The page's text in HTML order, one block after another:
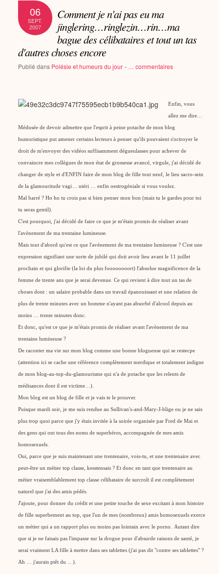
06
SEPT.
2007
Comment je n'ai pas eu ma
jinglering…ringlezin…rin…ma
bague des célibataires et tout un tas
d'autres choses encore
Publié dans Polésie et humeurs du jour - … commentaires
Enfin, vous
allez me dire…
Médusée de devoir admettre que l'esprit à peine potache de mon blog
humoristique put amener certains lecteurs à penser qu'ils pouvaient s'octroyer le
droit de m'envoyer des vidéos suffisamment dégueulasses pour achever de
convaincre mes collègues de mon état de grossesse avancé, virgule, j'ai décidé de
changer de style et d'ENFIN faire de mon blog de fille tout neuf, le lieu sacro-sein
de la glamouritude vagi… utéri … enfin oestrogéniale si vous voulez.
Mal barré ? Ho ho tu crois pas si bien penser mon bon (mais tu le gardes pour toi
tu seras gentil).
C'est pourquoi, j'ai décidé de faire ce que je m'étais promis de réaliser avant
l'avènement de ma trentaine lumineuse.
Mais tout d'abord qu'est ce que l'avènement de ma trentaine lumineuse ? C'est une
expression signifiant une sorte de jubilé qui doit avoir lieu avant le 11 juillet
prochain et qui glorifie (la loi du plus foooooooort) l'absolue magnificence de la
femme de trente ans que je serai devenue. Ce qui revient à dire tout un tas de
choses dont : un salaire probable dans un travail épanouissant et une relation de
plus de trente minutes avec un homme n'ayant pas absorbé d'alcool depuis au
moins … trente minutes donc.
Et donc, qu'est ce que je m'étais promis de réaliser avant l'avènement de ma
trentaine lumineuse ?
De raconter ma vie sur mon blog comme une bonne blogueuse qui se restecpe
(attention ici se cache une référence complètement merdique et totalement indigne
de mon blog-au-top-du-glamourisme qui n'a de potache que les relents de
médisances dont il est victime…).
Mon blog est un blog de fille et je vais te le prouver.
Puisque mardi soir, je me suis rendue au Sullivan's-and-Mary-J-blige ou je ne sais
plus trop quoi parce que j'y étais invitée à la soirée organisée par Fred de Mai et
des gens qui ont tous des noms de superhéros, accompagnée de mes amis
homosexuels.
Oui, parce que je suis maintenant une trentenaire, vois-tu, et une trentenaire avec
peut-être un métier top classe, kesstensais ? Et donc en tant que trentenaire au
métier vraisemblablement top classe célibataire de surcroît il est complètement
naturel que j'ai des amis pédés.
J'ajoute, pour donner du crédit et une petite touche de sexe excitant à mon histoire
de fille superbement au top, que l'un de mes (nombreux) amis homosexuels exerce
un métier qui a un rapport plus ou moins pas lointain avec le porno.
Autant dire
que si je ne faisais pas l'impasse sur la drogue pour d'absurde raisons de santé, je
serai vraiment LA fille à mettre dans ses tablettes (j'ai pas dit "contre ses tablettes" ?
Ah … j'aurais ptêt du …).